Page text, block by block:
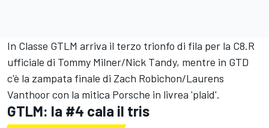
In Classe GTLM arriva il terzo trionfo di fila per la C8.R
ufficiale di Tommy Milner/Nick Tandy, mentre in GTD
c'è la zampata finale di Zach Robichon/Laurens
Vanthoor con la mitica Porsche in livrea 'plaid'.
GTLM: la #4 cala il tris